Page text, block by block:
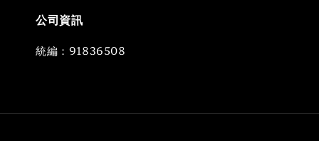
公司資訊
統編：91836508